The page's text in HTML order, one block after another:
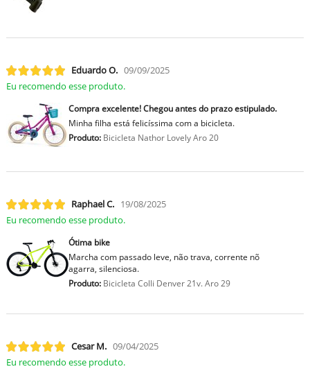
Eduardo O. 09/09/2025
Eu recomendo esse produto.
Compra excelente! Chegou antes do prazo estipulado.
Minha filha está felicíssima com a bicicleta.
Produto:Bicicleta Nathor Lovely Aro 20
Raphael C. 19/08/2025
Eu recomendo esse produto.
Ótima bike
Marcha com passado leve, não trava, corrente nõ
agarra, silenciosa.
Produto:Bicicleta Colli Denver 21v. Aro 29
Cesar M. 09/04/2025
Eu recomendo esse produto.